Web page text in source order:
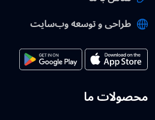
طراحی و توسعه وب‌سایت
محصولات ما